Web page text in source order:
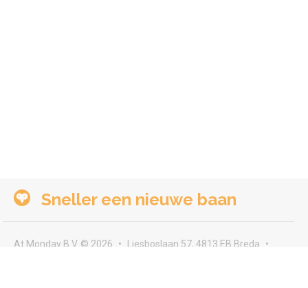
Sneller een nieuwe baan
At Monday B.V. © 2026
Liesboslaan 57, 4813 EB Breda